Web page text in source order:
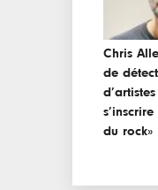
Chris
de
du rock»